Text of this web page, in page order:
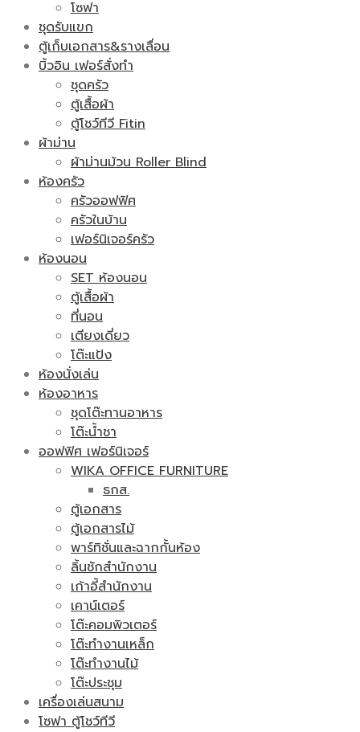
โซฟา
ชุดรับแขก
ตู้เก็บเอกสาร&รางเลื่อน
บิ้วอิน เฟอร์สั่งทำ
ชุดครัว
ตู้เสื้อผ้า
ตู้โชว์ทีวี Fitin
ผ้าม่าน
ผ้าม่านม้วน Roller Blind
ห้องครัว
ครัวออฟฟิศ
ครัวในบ้าน
เฟอร์นิเจอร์ครัว
ห้องนอน
SET ห้องนอน
ตู้เสื้อผ้า
ที่นอน
เตียงเดี่ยว
โต๊ะแป้ง
ห้องนั่งเล่น
ห้องอาหาร
ชุดโต๊ะทานอาหาร
โต๊ะน้ำชา
ออฟฟิศ เฟอร์นิเจอร์
WIKA OFFICE FURNITURE
ธกส.
ตู้เอกสาร
ตู้เอกสารไม้
พาร์ทิชั่นและฉากกั้นห้อง
ลิ้นชักสำนักงาน
เก้าอี้สำนักงาน
เคาน์เตอร์
โต๊ะคอมพิวเตอร์
โต๊ะทำงานเหล็ก
โต๊ะทำงานไม้
โต๊ะประชุม
เครื่องเล่นสนาม
โซฟา ตู้โชว์ทีวี